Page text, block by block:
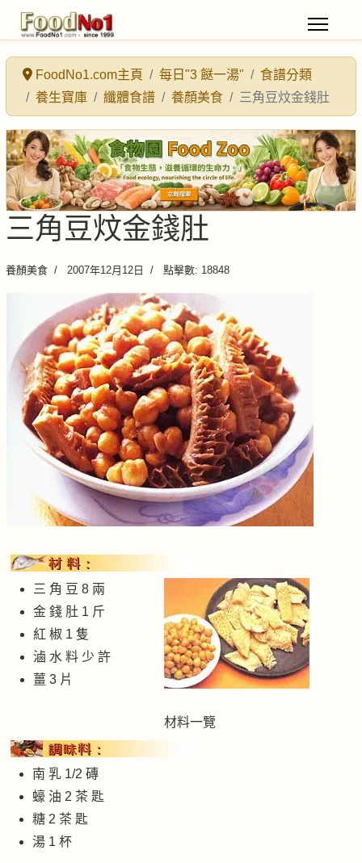
FoodNo1.com主頁 每日"3 餸一湯"
食譜分類
養生寶庫
纖體食譜 養顏美食 三角豆炆金錢肚
三角豆炆金錢肚
養顏美食 2007年12月12日 點擊數: 18848
三 角 豆 8 兩
金 錢 肚 1 斤
紅 椒 1 隻
滷 水 料 少 許
薑 3 片
材料一覽
南 乳 1/2 磚
蠔 油 2 茶 匙
糖 2 茶 匙
湯 1 杯